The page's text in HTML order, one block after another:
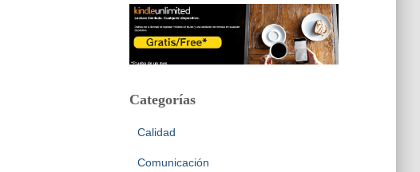
Categorías
Calidad
Comunicación